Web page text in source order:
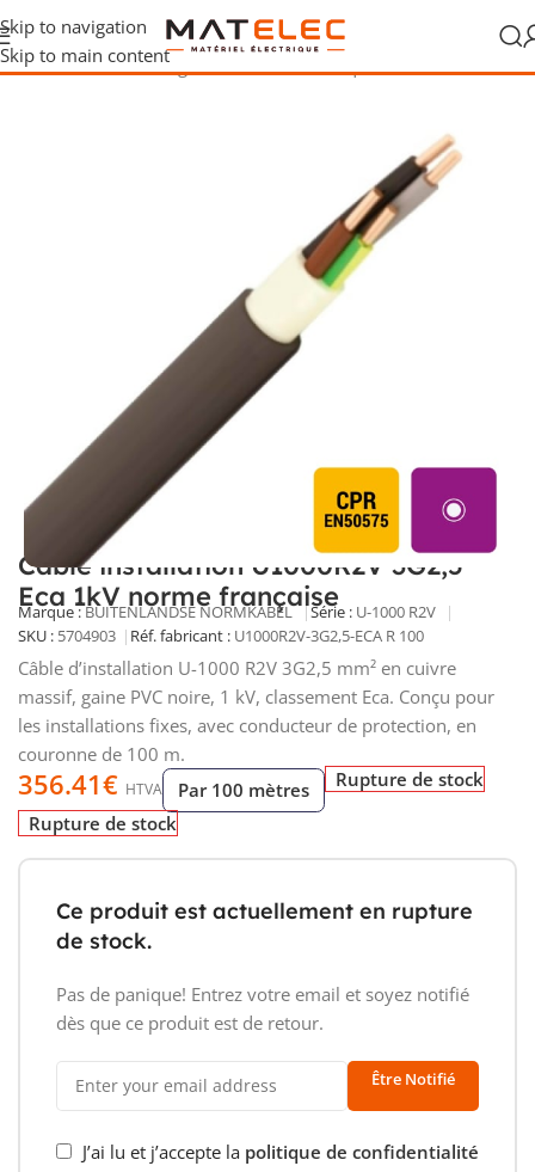
Skip to navigation
Skip to main content
Accueil/Câbles, fils et gaines/Câbles électriques/Câbles CPR Cca
Câble installation U1000R2V 3G2,5
Eca 1kV norme française
Marque :BUITENLANDSE NORMKABEL Série : U-1000 R2V
SKU : 5704903 Réf. fabricant : U1000R2V-3G2,5-ECA R 100
Câble d’installation U-1000 R2V 3G2,5 mm² en cuivre
massif, gaine PVC noire, 1 kV, classement Eca. Conçu pour
les installations fixes, avec conducteur de protection, en
couronne de 100 m.
356.41€ HTVA Par 100 mètres
Rupture de stock
Rupture de stock
Ce produit est actuellement en rupture
de stock.
Pas de panique! Entrez votre email et soyez notifié
dès que ce produit est de retour.
Être Notifié
J’ai lu et j’accepte la politique de confidentialité